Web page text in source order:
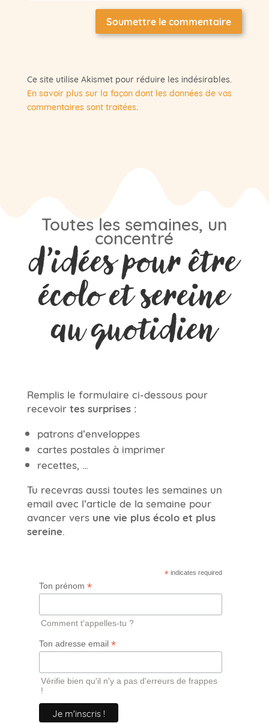
Soumettre le commentaire
Ce site utilise Akismet pour réduire les indésirables.
En savoir plus sur la façon dont les données de vos
commentaires sont traitées.
Toutes les semaines, un
concentré
d’idées pour être
écolo et sereine
au quotidien
Remplis le formulaire ci-dessous pour
recevoir tes surprises :
patrons d’enveloppes
cartes postales à imprimer
recettes, …
Tu recevras aussi toutes les semaines un
email avec l’article de la semaine pour
avancer vers une vie plus écolo et plus
sereine
* indicates required
Ton prénom *
Comment t'appelles-tu ?
Ton adresse email *
Vérifie bien qu'il n'y a pas d'erreurs de frappes
!